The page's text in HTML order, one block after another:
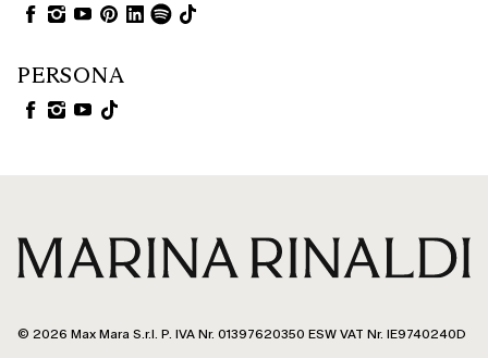
PERSONA
© 2026 Max Mara S.r.l. P. IVA Nr. 01397620350 ESW VAT Nr. IE9740240D